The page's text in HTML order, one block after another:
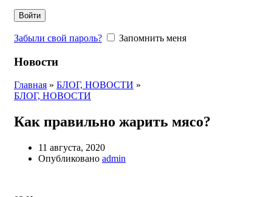
Войти
Забыли свой пароль? Запомнить меня
Новости
Главная » БЛОГ, НОВОСТИ »
БЛОГ, НОВОСТИ
Как правильно жарить мясо?
11 августа, 2020
Опубликовано admin